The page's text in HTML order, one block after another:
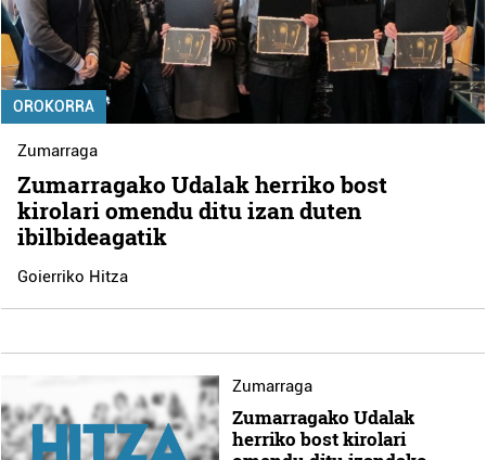
OROKORRA
Zumarraga
Zumarragako Udalak herriko bost
kirolari omendu ditu izan duten
ibilbideagatik
Goierriko Hitza
Zumarraga
Zumarragako Udalak
herriko bost kirolari